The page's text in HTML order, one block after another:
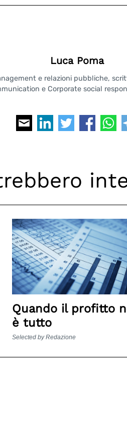
Luca Poma
e relazioni pubbliche,
e Corporate social
Quando il profitto
è tutto
Selected by Redazione